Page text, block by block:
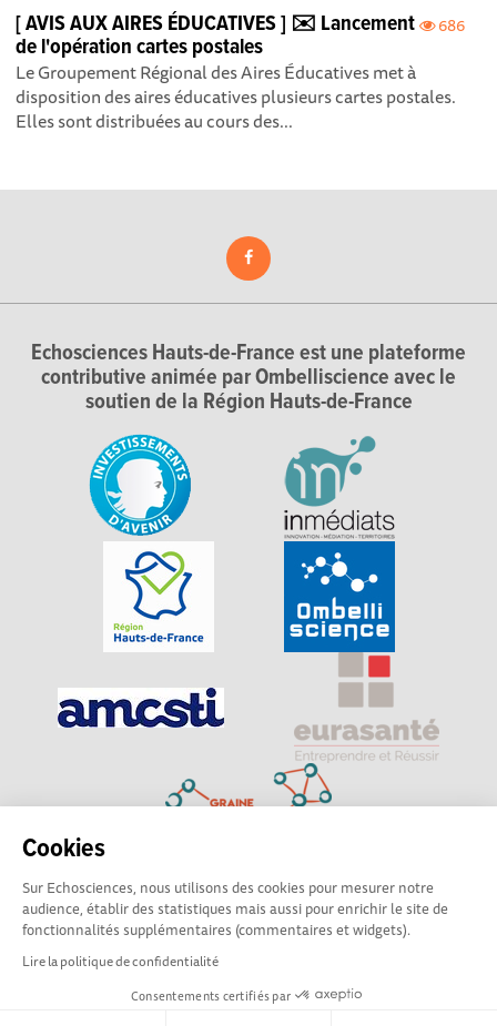
Cookies
Sur Echosciences, nous utilisons des cookies pour mesurer notre
audience, établir des statistiques mais aussi pour enrichir le site de
fonctionnalités supplémentaires (commentaires et widgets).
Lire la politique de confidentialité
Consentements certifiés par
686
[ AVIS AUX AIRES ÉDUCATIVES ] ✉️ Lancement
de l'opération cartes postales
Le Groupement Régional des Aires Éducatives met à
disposition des aires éducatives plusieurs cartes postales.
Elles sont distribuées au cours des...
Echosciences Hauts-de-France est une plateforme
contributive animée par Ombelliscience avec le
soutien de la Région Hauts-de-France
Explorer, s’exprimer, rentrer en contact : Echosciences
Hauts-de-France est le réseau social des amateurs de
sciences et de technologies du territoire
Mentions légales|Politique de confidentialité